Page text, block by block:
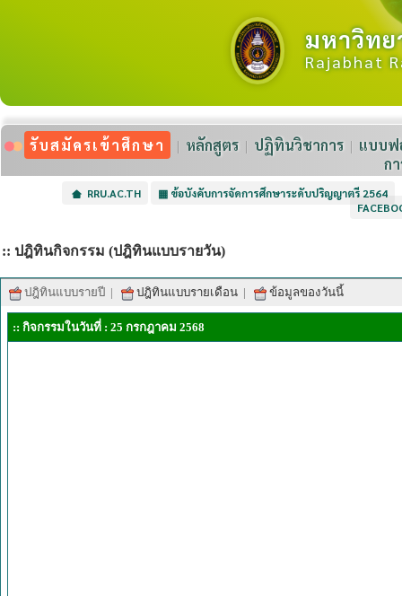
มหาวิท
Rajabhat
รับสมัครเข้าศึกษา หลักสูตร ปฏิทินวิชาการ
แบบฟ
ก
RRU.AC.TH ▦ ข้อบังคับการจัดการศึกษาระดับปริญญาตรี 2564
:: ปฎิทินกิจกรรม (ปฎิทินแบบรายวัน)
ปฎิทินแบบรายปี | ปฎิทินแบบรายเดือน | ข้อมูลของวันนี้
:: กิจกรรมในวันที่ : 25 กรกฎาคม 2568